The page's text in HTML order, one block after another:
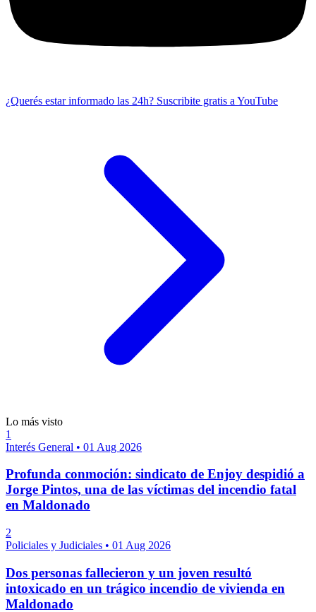
¿Querés estar informado las 24h? Suscribite gratis a YouTube
Lo más visto
1
Interés General • 01 Aug 2026
Profunda conmoción: sindicato de Enjoy despidió a
Jorge Pintos, una de las víctimas del incendio fatal
en Maldonado
2
Policiales y Judiciales • 01 Aug 2026
Dos personas fallecieron y un joven resultó
intoxicado en un trágico incendio de vivienda en
Maldonado